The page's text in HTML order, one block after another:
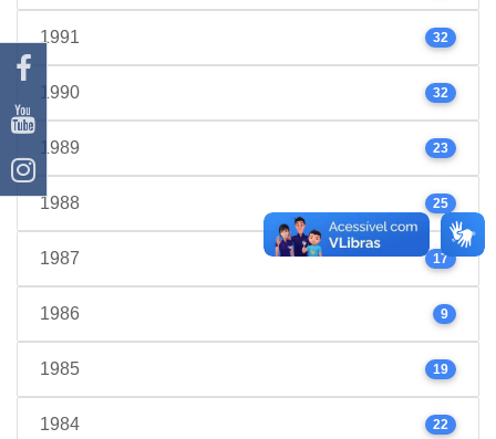
1991 32
1990 32
1989 23
1988 25
1987 17
1986 9
1985 19
1984 22